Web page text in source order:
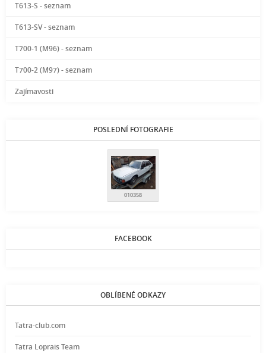
T613-S - seznam
T613-SV - seznam
T700-1 (M96) - seznam
T700-2 (M97) - seznam
Zajímavosti
POSLEDNÍ FOTOGRAFIE
010358
FACEBOOK
OBLÍBENÉ ODKAZY
Tatra-club.com
Tatra Loprais Team